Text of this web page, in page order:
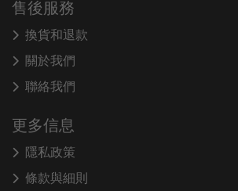
售後服務
換貨和退款
關於我們
聯絡我們
更多信息
隱私政策
條款與細則